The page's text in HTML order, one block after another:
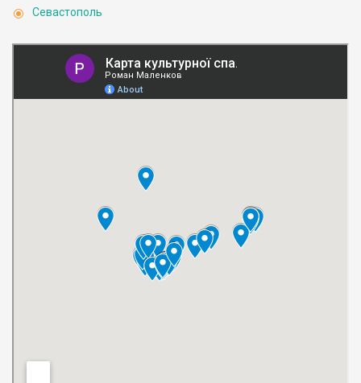
Севастополь